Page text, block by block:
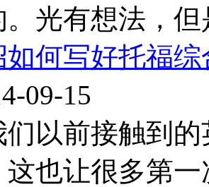
。光有想法，
何写好托福
09-15
以前接触到
这也让很多第